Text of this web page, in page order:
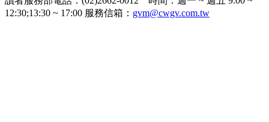
12:30;13:30 ~ 17:00 服務信箱： gvm@cwgv.com.tw